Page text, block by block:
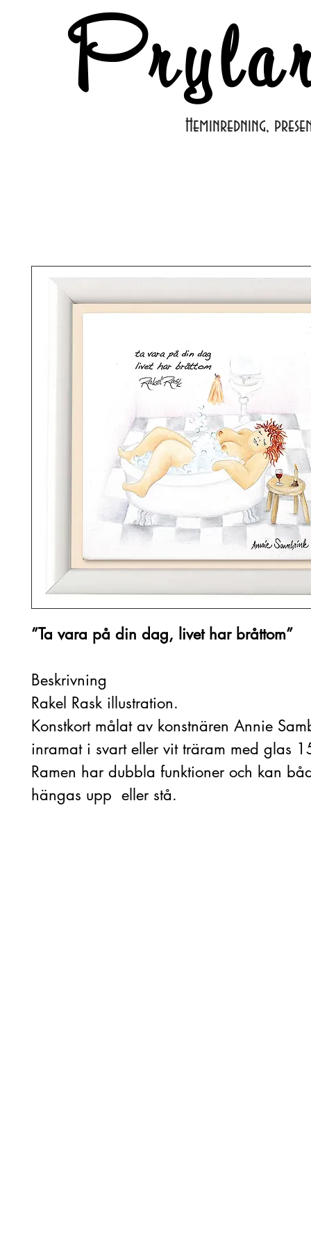
Heminredning,
”Ta vara på din dag, livet har bråttom”
Beskrivning
Rakel Rask illustration.
Konstkort målat av konstnären Annie
inramat i svart eller vit träram med glas
Ramen har dubbla funktioner och kan
hängas upp eller stå.